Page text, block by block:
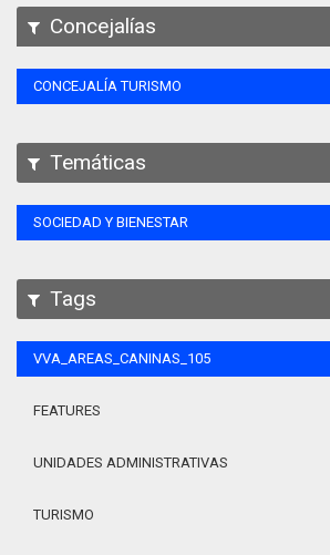
Concejalías
CONCEJALÍA TURISMO
Temáticas
SOCIEDAD Y BIENESTAR
Tags
VVA_AREAS_CANINAS_105
FEATURES
UNIDADES ADMINISTRATIVAS
TURISMO